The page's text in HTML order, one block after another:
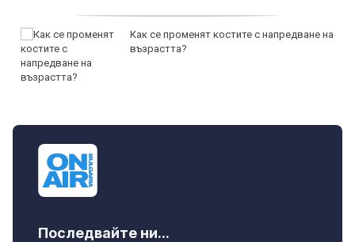
Как се променят костите с напредване на
възрастта?
Последвайте ни...